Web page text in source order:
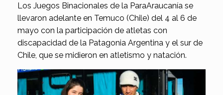
Los Juegos Binacionales de la ParaAraucanía se
llevaron adelante en Temuco (Chile) del 4 al 6 de
mayo con la participación de atletas con
discapacidad de la Patagonia Argentina y el sur de
Chile, que se midieron en atletismo y natación.